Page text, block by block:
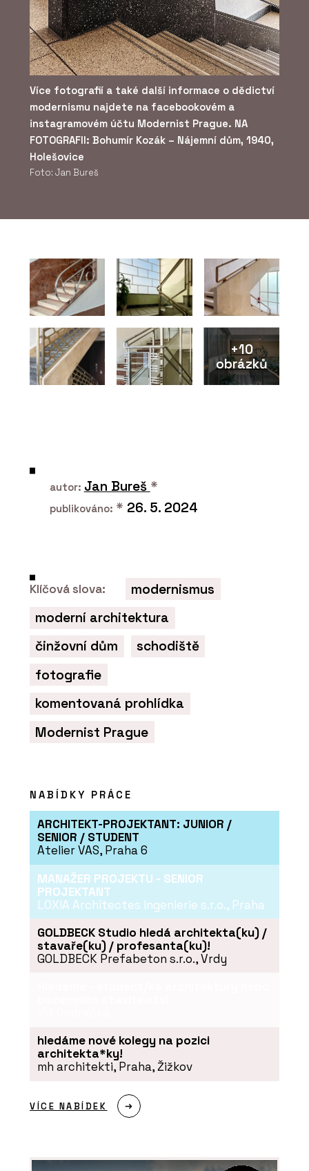
Více fotografií a také další informace o dědictví
modernismu najdete na facebookovém a
instagramovém účtu Modernist Prague. NA
FOTOGRAFII: Bohumír Kozák – Nájemní dům, 1940,
Holešovice
Foto: Jan Bureš
+10
obrázků
autor: Jan Bureš *
publikováno: * 26. 5. 2024
Klíčová slova:
modernismus
moderní architektura
činžovní dům
schodiště
fotografie
komentovaná prohlídka
Modernist Prague
NABÍDKY PRÁCE
ARCHITEKT-PROJEKTANT: JUNIOR /
SENIOR / STUDENT
Atelier VAS, Praha 6
MANAŽER PROJEKTU - SENIOR
PROJEKTANT
LOXIA Architectes Ingenierie s.r.o., Praha
GOLDBECK Studio hledá architekta(ku) /
stavaře(ku) / profesanta(ku)!
GOLDBECK Prefabeton s.r.o., Vrdy
hledáme nové kolegy na pozici
architekta*ky!
mh architekti, Praha, Žižkov
VÍCE NABÍDEK